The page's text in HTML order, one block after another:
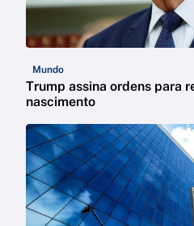
Mundo
Trump assina ordens para
nascimento